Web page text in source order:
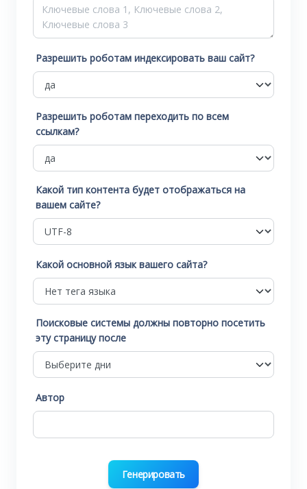
Разрешить роботам индексировать ваш сайт?
Разрешить роботам переходить по всем
ссылкам?
Какой тип контента будет отображаться на
вашем сайте?
Какой основной язык вашего сайта?
Поисковые системы должны повторно посетить
эту страницу после
Автор
Генерировать